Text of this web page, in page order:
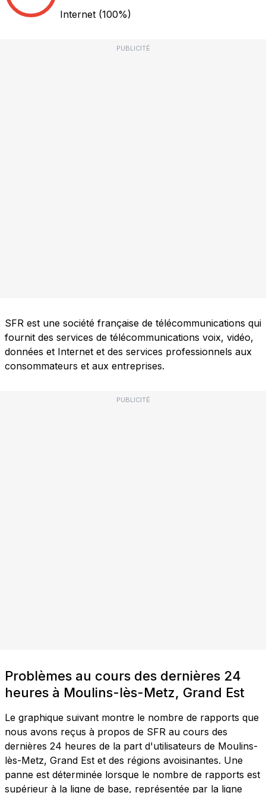
Internet (100%)
PUBLICITÉ
SFR est une société française de télécommunications qui
fournit des services de télécommunications voix, vidéo,
données et Internet et des services professionnels aux
consommateurs et aux entreprises.
PUBLICITÉ
Problèmes au cours des dernières 24
heures à Moulins-lès-Metz, Grand Est
Le graphique suivant montre le nombre de rapports que
nous avons reçus à propos de SFR au cours des
dernières 24 heures de la part d'utilisateurs de Moulins-
lès-Metz, Grand Est et des régions avoisinantes. Une
panne est déterminée lorsque le nombre de rapports est
supérieur à la ligne de base, représentée par la ligne